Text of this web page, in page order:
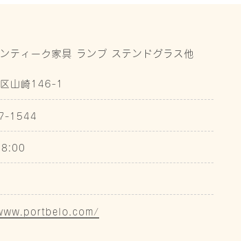
ティーク家具 ランプ ステンドグラス他
山崎146-1
1544